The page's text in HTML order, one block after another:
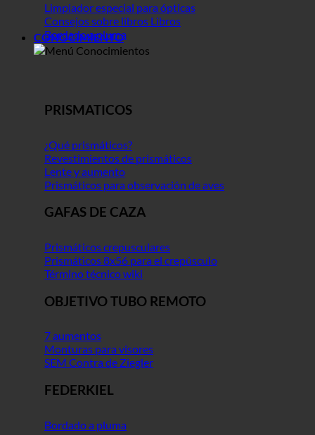
Limpiador especial para ópticas
Consejos sobre libros Libros
Bordado a pluma
CONOCIMIENTO
PRISMATICOS
¿Qué prismáticos?
Revestimientos de prismáticos
Lente y aumento
Prismáticos para observación de aves
GAFAS DE CAZA
Prismáticos crepusculares
Prismáticos 8x56 para el crepúsculo
Término técnico wiki
OBJETIVO TUBO REMOTO
7 aumentos
Monturas para visores
SEM Contra de Ziegler
FEDERKIEL
Bordado a pluma